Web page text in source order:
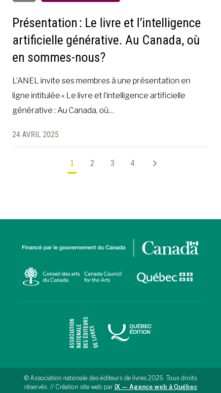
Présentation : Le livre et l’intelligence
artificielle générative. Au Canada, où
en sommes-nous?
L’ANEL invite ses membres à une présentation en
ligne intitulée « Le livre et l’intelligence artificielle
générative : Au Canada, où…
24 AVRIL 2025
1 2 3 4
© Association nationale des éditeurs de livres 2026. Tous droits
réservés. // Création site web par iX — Agence web à Québec